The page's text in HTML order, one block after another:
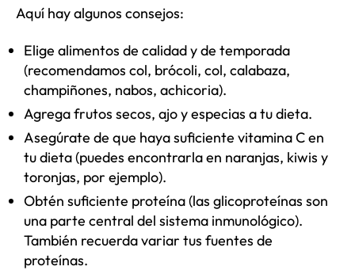
Aquí hay algunos consejos:
Elige alimentos de calidad y de temporada
(recomendamos col, brócoli, col, calabaza,
champiñones, nabos, achicoria).
Agrega frutos secos, ajo y especias a tu dieta.
Asegúrate de que haya suficiente vitamina C en
tu dieta (puedes encontrarla en naranjas, kiwis y
toronjas, por ejemplo).
Obtén suficiente proteína (las glicoproteínas son
una parte central del sistema inmunológico).
También recuerda variar tus fuentes de
proteínas.